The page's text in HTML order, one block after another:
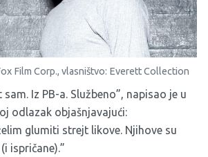
Film Corp., vlasništvo: Everett Collection
Iz PB-a. Službeno”, napisao je u
odlazak objašnjavajući:
glumiti strejt likove. Njihove su
ispričane).”